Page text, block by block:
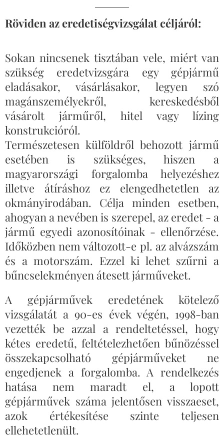
Röviden az eredetiségvizsgálat céljáról:
Sokan nincsenek tisztában vele, miért van
szükség eredetvizsgára egy gépjármű
eladásakor, vásárlásakor, legyen szó
magánszemélyekről, kereskedésből
vásárolt járműről, hitel vagy lízing
konstrukcióról.
Természetesen külföldről behozott jármű
esetében is szükséges, hiszen a
magyarországi forgalomba helyezéshez
illetve átíráshoz ez elengedhetetlen az
okmányirodában. Célja minden esetben,
ahogyan a nevében is szerepel, az eredet - a
jármű egyedi azonosítóinak - ellenőrzése.
Időközben nem változott-e pl. az alvázszám
és a motorszám. Ezzel ki lehet szűrni a
bűncselekményen átesett járműveket.
A gépjárművek eredetének kötelező
vizsgálatát a 90-es évek végén, 1998-ban
vezették be azzal a rendeltetéssel, hogy
kétes eredetű, feltételezhetően bűnözéssel
összekapcsolható gépjárműveket ne
engedjenek a forgalomba. A rendelkezés
hatása nem maradt el, a lopott
gépjárművek száma jelentősen visszaeset,
azok értékesítése szinte teljesen
ellehetetlenült.